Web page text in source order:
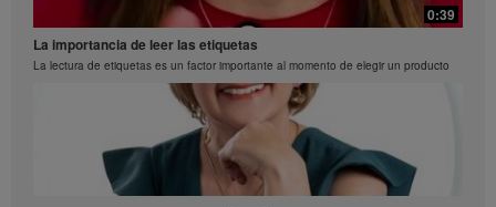
Prepara paletas deliciosas de proteina y fruta
0:39
La importancia de leer las etiquetas
La lectura de etiquetas es un factor importante al momento de elegir un producto